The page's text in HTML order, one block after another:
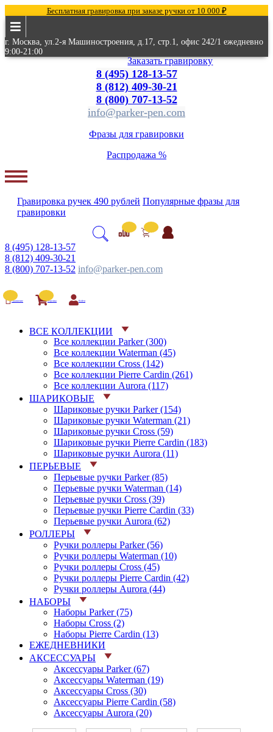
Бесплатная гравировка при заказе ручки от 10 000 ₽
г. Москва, ул.2-я Машиностроения, д.17, стр.1, офис 242/1 ежедневно
9:00-21:00
8 (495) 128-13-57
8 (812) 409-30-21
8 (800) 707-13-52
info@parker-pen.com
Фразы для гравировки
Распродажа %
Заказать гравировку
Гравировка ручек 490 рублей Популярные фразы для
гравировки
8 (495) 128-13-57
8 (812) 409-30-21
8 (800) 707-13-52 info@parker-pen.com
Сравнение Корзина Войти
ВСЕ КОЛЛЕКЦИИ
Все коллекции Parker (300)
Все коллекции Waterman (45)
Все коллекции Cross (142)
Все коллекции Pierre Cardin (261)
Все коллекции Aurora (117)
ШАРИКОВЫЕ
Шариковые ручки Parker (154)
Шариковые ручки Waterman (21)
Шариковые ручки Cross (59)
Шариковые ручки Pierre Cardin (183)
Шариковые ручки Aurora (11)
ПЕРЬЕВЫЕ
Перьевые ручки Parker (85)
Перьевые ручки Waterman (14)
Перьевые ручки Cross (39)
Перьевые ручки Pierre Cardin (33)
Перьевые ручки Aurora (62)
РОЛЛЕРЫ
Ручки роллеры Parker (56)
Ручки роллеры Waterman (10)
Ручки роллеры Cross (45)
Ручки роллеры Pierre Cardin (42)
Ручки роллеры Aurora (44)
НАБОРЫ
Наборы Parker (75)
Наборы Cross (2)
Наборы Pierre Cardin (13)
ЕЖЕДНЕВНИКИ
АКСЕССУАРЫ
Аксессуары Parker (67)
Аксессуары Waterman (19)
Аксессуары Cross (30)
Аксессуары Pierre Cardin (58)
Аксессуары Aurora (20)